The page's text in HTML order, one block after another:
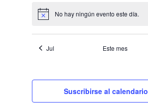
Aviso No hay ningún evento este día.
Jul Este mes
Suscribirse al calendario